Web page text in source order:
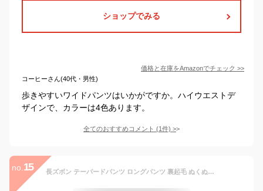
ショップでみる
価格と在庫をAmazonでチェック >>
コーヒーさん(40代・男性)
歩きやすいワイドパンツはいかがですか。ハイウエストデ
ザインで、カラーは4色あります。
全てのおすすめコメント (1件) >
no. 15 長ズボン テーパードパンツ ロングパンツ 裏起毛 ぬくぬく 綿 起毛 秋冬 あったか 無地 ボトムス ウエストゴム 防寒 裏フリース イージーパンツ サルエルパンツ 美脚 暖パンツ 暖かい ゆったり 大きいサイズ 着痩せ 秋 きれいめ カジュアル オフィス 通勤 OL ふんわり